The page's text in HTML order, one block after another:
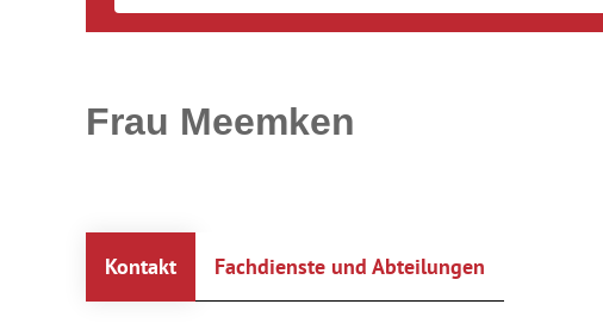
Frau Meemken
Kontakt Fachdienste und Abteilungen